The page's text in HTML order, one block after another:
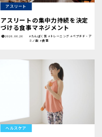
アスリート
アスリートの集中力持続を決定
づける食事マネジメント
2026.06.26 #たんぱく質 #トレーニング #ペプチド・ア
ミノ酸 #食事
ヘルスケア